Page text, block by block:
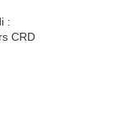
:
CRD